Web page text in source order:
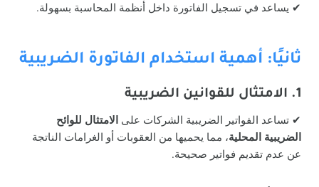
✔ يساعد في تسجيل الفاتورة داخل أنظمة المحاسبة بسهولة.
ثانيًا: أهمية استخدام الفاتورة الضريبية
1. الامتثال للقوانين الضريبية
✔ تساعد الفواتير الضريبية الشركات على الامتثال للوائح
الضريبية المحلية، مما يحميها من العقوبات أو الغرامات الناتجة
عن عدم تقديم فواتير صحيحة.